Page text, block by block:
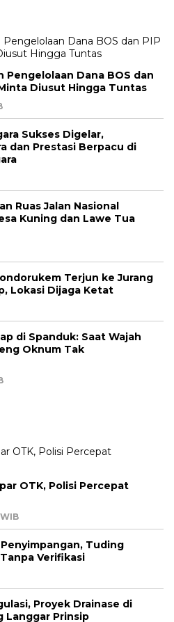
Pengelolaan Dana BOS dan
Diusut Hingga Tuntas
Sukses Digelar,
dan Prestasi Berpacu di
Ruas Jalan Nasional
Kuning dan Lawe Tua
Terjun ke Jurang
Lokasi Dijaga Ketat
di Spanduk: Saat Wajah
Oknum Tak
OTK, Polisi Percepat
Tuding
Verifikasi
Proyek Drainase di
Langgar Prinsip